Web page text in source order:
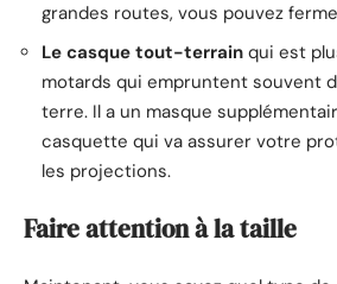
grandes routes, vous pouvez
Le casque tout-terrain qui est
motards qui empruntent souvent
terre. Il a un masque
casquette qui va assurer votre
les projections.
Faire attention à la taille